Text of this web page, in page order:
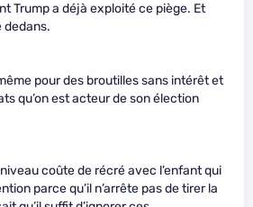
Trump a déjà exploité ce piège. Et
dedans.
pour des broutilles sans intérêt et
qu’on est acteur de son élection
coûte de récré avec l’enfant qui
parce qu’il n’arrête pas de tirer la